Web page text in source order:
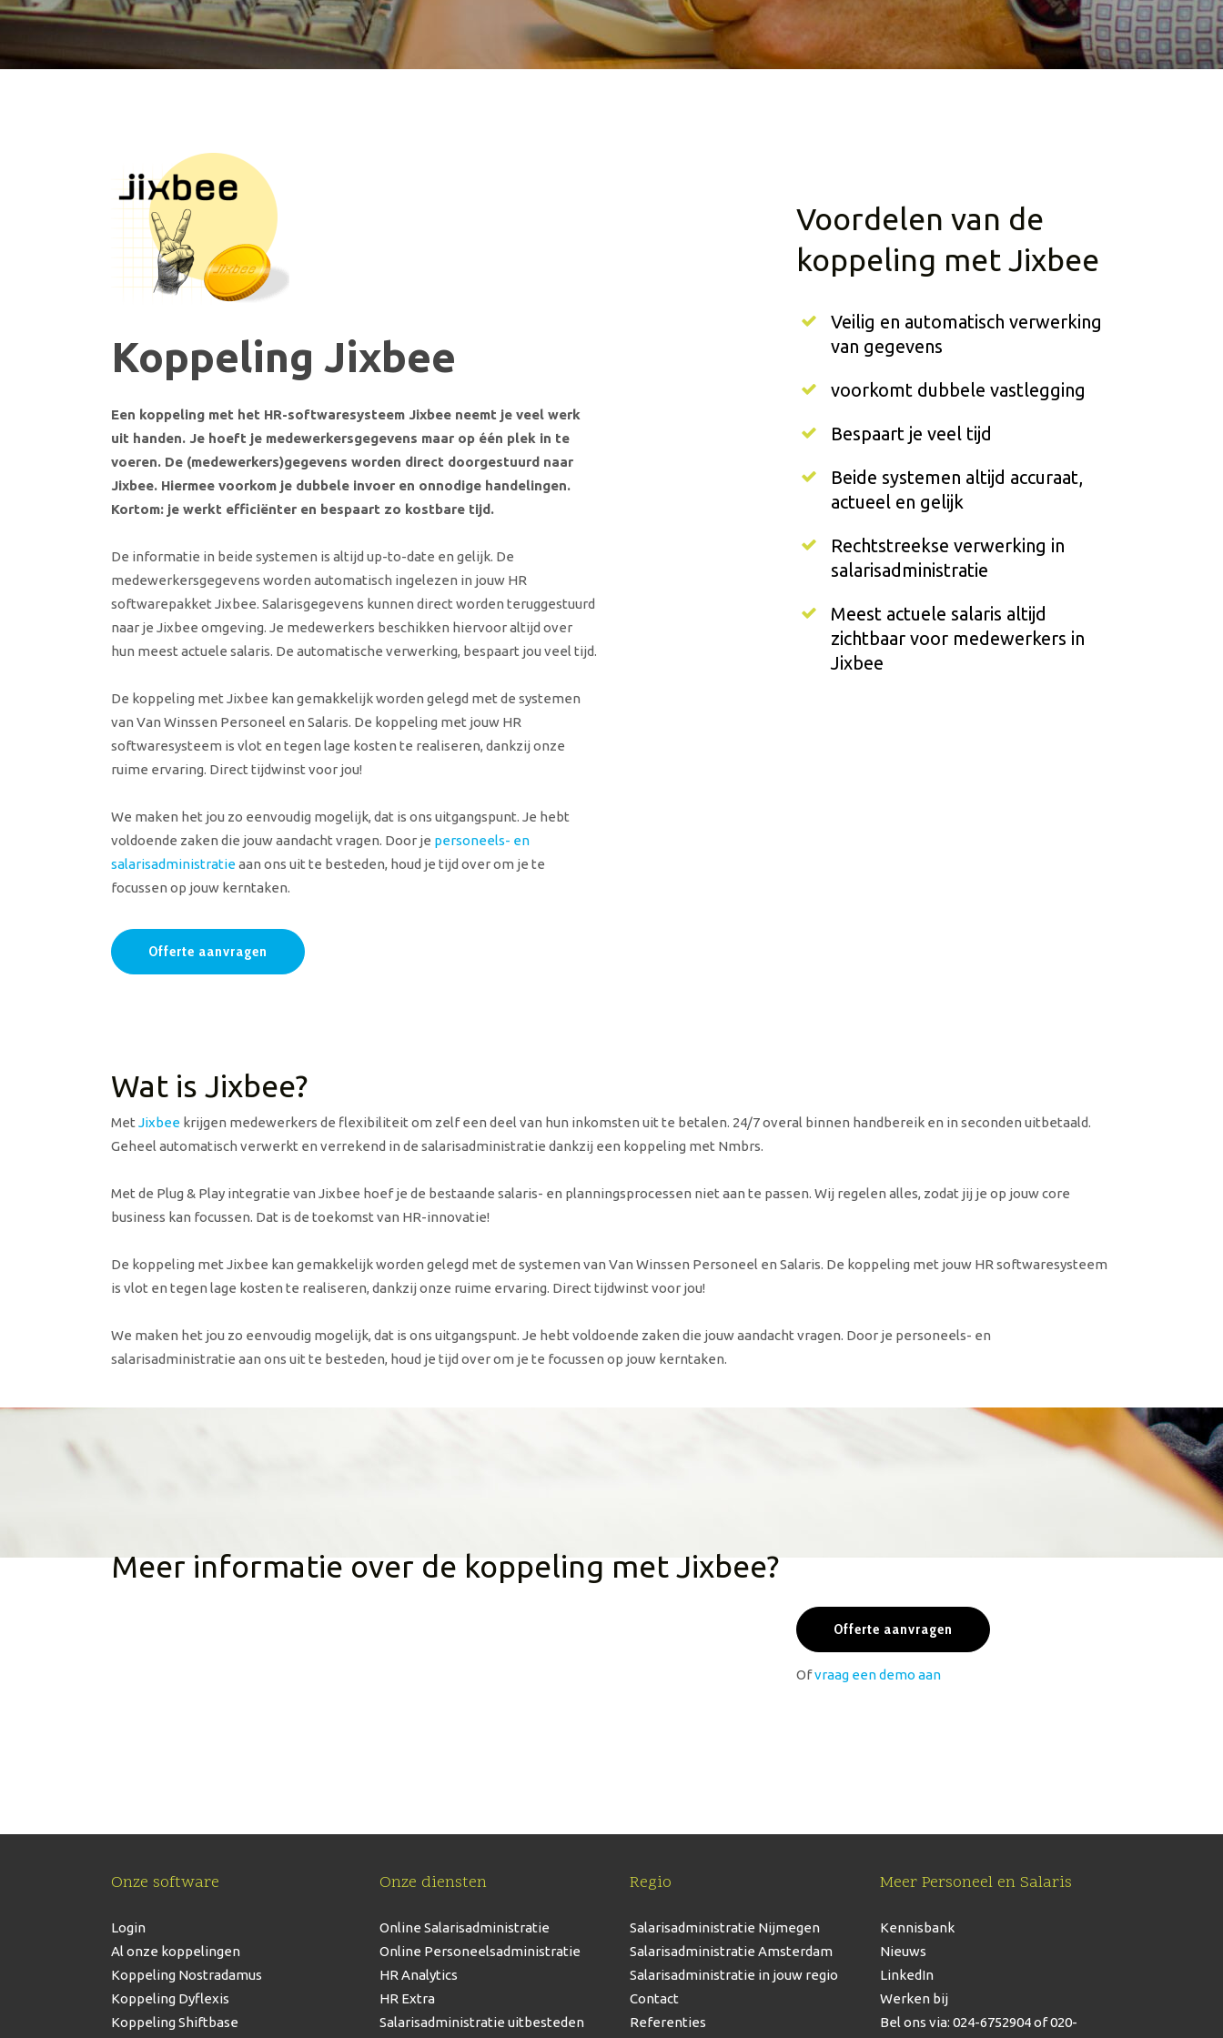
Koppeling Jixbee
Een koppeling met het HR-softwaresysteem Jixbee neemt je veel werk
uit handen. Je hoeft je medewerkersgegevens maar op één plek in te
voeren. De (medewerkers)gegevens worden direct doorgestuurd naar
Jixbee. Hiermee voorkom je dubbele invoer en onnodige handelingen.
Kortom: je werkt efficiënter en bespaart zo kostbare tijd.
De informatie in beide systemen is altijd up-to-date en gelijk. De
medewerkersgegevens worden automatisch ingelezen in jouw HR
softwarepakket Jixbee. Salarisgegevens kunnen direct worden teruggestuurd
naar je Jixbee omgeving. Je medewerkers beschikken hiervoor altijd over
hun meest actuele salaris. De automatische verwerking, bespaart jou veel tijd.
De koppeling met Jixbee kan gemakkelijk worden gelegd met de systemen
van Van Winssen Personeel en Salaris. De koppeling met jouw HR
softwaresysteem is vlot en tegen lage kosten te realiseren, dankzij onze
ruime ervaring. Direct tijdwinst voor jou!
We maken het jou zo eenvoudig mogelijk, dat is ons uitgangspunt. Je hebt
voldoende zaken die jouw aandacht vragen. Door je personeels- en
salarisadministratieaan ons uit te besteden, houd je tijd over om je te
focussen op jouw kerntaken.
Offerte aanvragen
Voordelen van de
koppeling met Jixbee
Veilig en automatisch verwerking
van gegevens
voorkomt dubbele vastlegging
Bespaart je veel tijd
Beide systemen altijd accuraat,
actueel en gelijk
Rechtstreekse verwerking in
salarisadministratie
Meest actuele salaris altijd
zichtbaar voor medewerkers in
Jixbee
Wat is Jixbee?
Met Jixbee krijgen medewerkers de flexibiliteit om zelf een deel van hun inkomsten uit te betalen. 24/7 overal binnen handbereik en in seconden uitbetaald.
Geheel automatisch verwerkt en verrekend in de salarisadministratie dankzij een koppeling met Nmbrs.
Met de Plug & Play integratie van Jixbee hoef je de bestaande salaris- en planningsprocessen niet aan te passen. Wij regelen alles, zodat jij je op jouw core
business kan focussen. Dat is de toekomst van HR-innovatie!
De koppeling met Jixbee kan gemakkelijk worden gelegd met de systemen van Van Winssen Personeel en Salaris. De koppeling met jouw HR softwaresysteem
is vlot en tegen lage kosten te realiseren, dankzij onze ruime ervaring. Direct tijdwinst voor jou!
We maken het jou zo eenvoudig mogelijk, dat is ons uitgangspunt. Je hebt voldoende zaken die jouw aandacht vragen. Door je personeels- en
salarisadministratie aan ons uit te besteden, houd je tijd over om je te focussen op jouw kerntaken.
Meer informatie over de koppeling met Jixbee?
Offerte aanvragen
Ofvraag een demo aan
Onze software
Login
Al onze koppelingen
Koppeling Nostradamus
Koppeling Dyflexis
Koppeling Shiftbase
Onze diensten
Online Salarisadministratie
Online Personeelsadministratie
HR Analytics
HR Extra
Salarisadministratie uitbesteden
Regio
Salarisadministratie Nijmegen
Salarisadministratie Amsterdam
Salarisadministratie in jouw regio
Contact
Referenties
Meer Personeel en Salaris
Kennisbank
Nieuws
LinkedIn
Werken bij
Bel ons via: 024-6752904of 020-